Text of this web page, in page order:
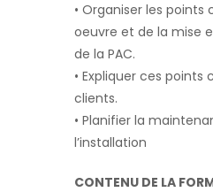
• Organiser les points
oeuvre et de la mise
de la PAC.
• Expliquer ces points
clients.
• Planifier la
l’installation
CONTENU DE LA